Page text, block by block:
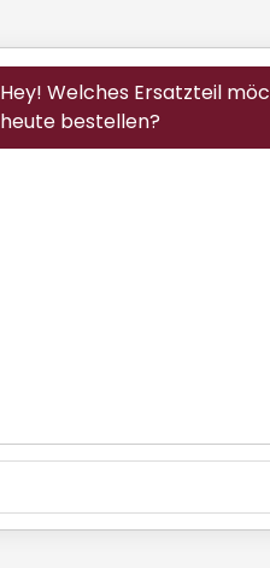
Hey! Welches Ersatzteil
heute bestellen?